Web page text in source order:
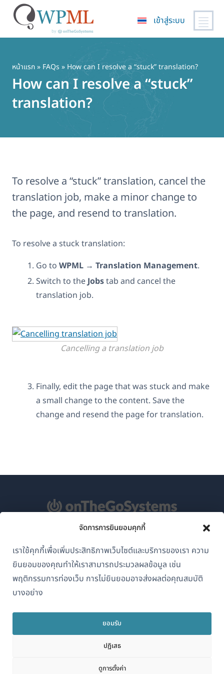
จัดการการยินยอมคุกกี้
เราใช้คุกกี้เพื่อเพิ่มประสิทธิภาพเว็บไซต์และบริการของเรา ความ
ยินยอมของคุณทำให้เราสามารถประมวลผลข้อมูล เช่น
พฤติกรรมการท่องเว็บ การไม่ยินยอมอาจส่งผลต่อคุณสมบัติ
บางอย่าง
ยอมรับ
ปฏิเสธ
ดูการตั้งค่า
เนื้อหา
หลัก
เข้าสู่ระบบ
หน้าแรก» FAQs » How can I resolve a “stuck” translation?
How can I resolve a “stuck”
translation?
To resolve a “stuck” translation, cancel the
translation job, make a minor change to
the page, and resend to translation.
To resolve a stuck translation:
Go to WPML → Translation Management.
Switch to the Jobstab and cancel the
translation job.
Cancelling a translation job
Finally, edit the page that was stuck and make
a small change to the content. Save the
change and resend the page for translation.
OnTheGoSystems Limited
ไทย
GDPR และนโยบายความเป็นส่วนตัว
เข้าร่วมทีมของเรา(เปิด
ใน
หน้าต่าง
ใหม่)
ใน
หน้าต่าง
ใหม่)
ใน
ใหม่)